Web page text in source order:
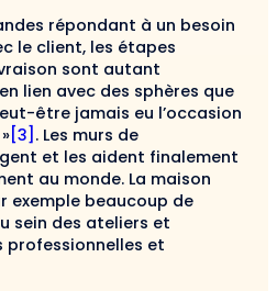
répondant à un besoin
le client, les étapes
sont autant
lien avec des sphères que
être jamais eu l’occasion
[3] . Les murs de
et les aident finalement
au monde. La maison
exemple beaucoup de
sein des ateliers et
professionnelles et